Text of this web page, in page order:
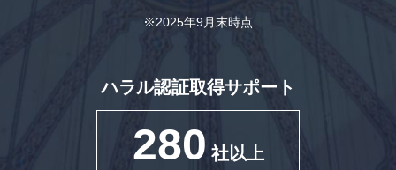
※2025年9月末時点
ハラル認証取得サポート
280 社以上